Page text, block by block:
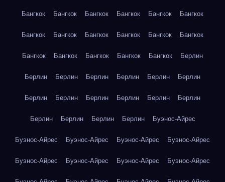
Бангкок Бангкок Бангкок Бангкок Бангкок Бангкок
Бангкок Бангкок Бангкок Бангкок Бангкок Бангкок
Бангкок Бангкок Бангкок Бангкок Бангкок Берлин
Берлин Берлин Берлин Берлин Берлин Берлин
Берлин Берлин Берлин Берлин Берлин Берлин
Берлин Берлин Берлин Берлин Буэнос-Айрес
Буэнос-Айрес Буэнос-Айрес Буэнос-Айрес Буэнос-Айрес
Буэнос-Айрес Буэнос-Айрес Буэнос-Айрес Буэнос-Айрес